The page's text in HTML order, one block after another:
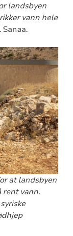
landsbyen
vann hele
at landsbyen
rent vann.